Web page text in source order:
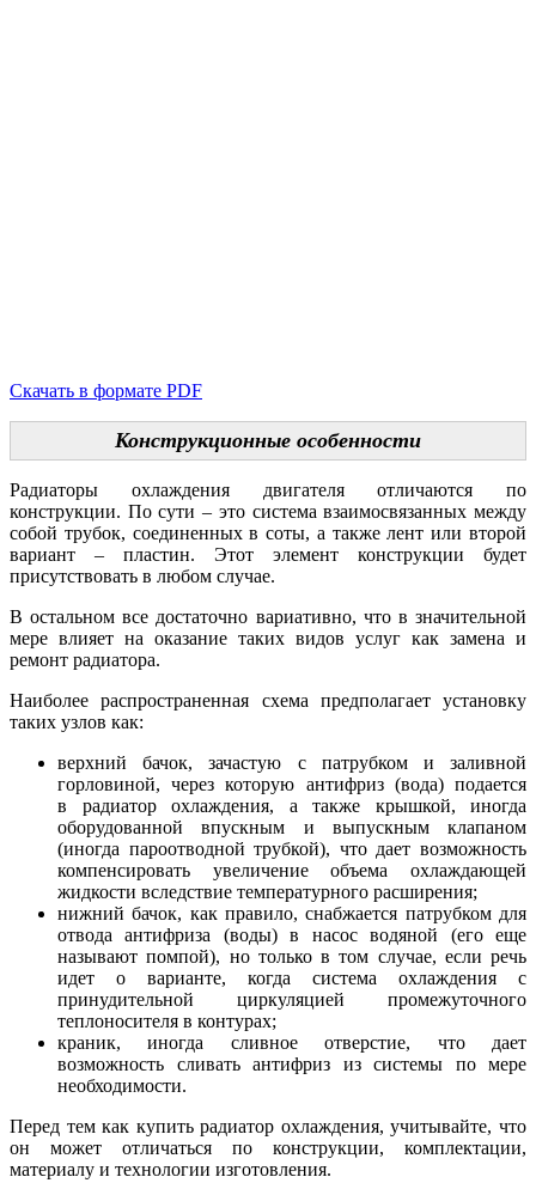
Скачать в формате PDF
Конструкционные особенности
Радиаторы охлаждения двигателя отличаются по
конструкции. По сути – это система взаимосвязанных между
собой трубок, соединенных в соты, а также лент или второй
вариант – пластин. Этот элемент конструкции будет
присутствовать в любом случае.
В остальном все достаточно вариативно, что в значительной
мере влияет на оказание таких видов услуг как замена и
ремонт радиатора.
Наиболее распространенная схема предполагает установку
таких узлов как:
верхний бачок, зачастую с патрубком и заливной
горловиной, через которую антифриз (вода) подается
в радиатор охлаждения, а также крышкой, иногда
оборудованной впускным и выпускным клапаном
(иногда пароотводной трубкой), что дает возможность
компенсировать увеличение объема охлаждающей
жидкости вследствие температурного расширения;
нижний бачок, как правило, снабжается патрубком для
отвода антифриза (воды) в насос водяной (его еще
называют помпой), но только в том случае, если речь
идет о варианте, когда система охлаждения с
принудительной циркуляцией промежуточного
теплоносителя в контурах;
краник, иногда сливное отверстие, что дает
возможность сливать антифриз из системы по мере
необходимости.
Перед тем как купить радиатор охлаждения, учитывайте, что
он может отличаться по конструкции, комплектации,
материалу и технологии изготовления.